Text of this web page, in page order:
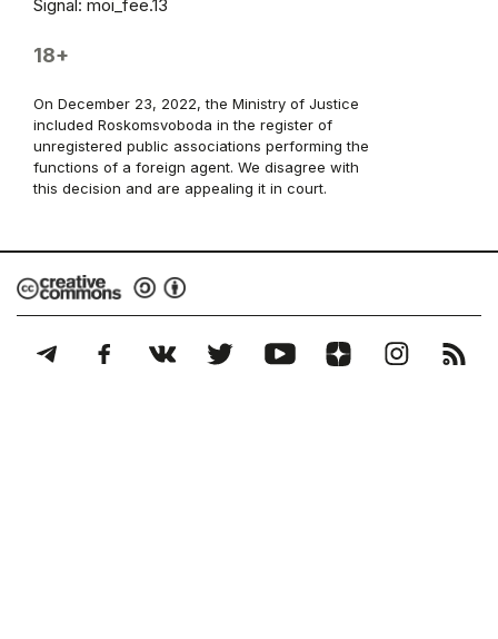
Signal: moi_fee.13
18+
On December 23, 2022, the Ministry of Justice
included Roskomsvoboda in the register of
unregistered public associations performing the
functions of a foreign agent. We disagree with
this decision and are appealing it in court.